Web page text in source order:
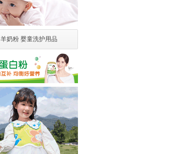
羊奶粉 婴童洗护用品